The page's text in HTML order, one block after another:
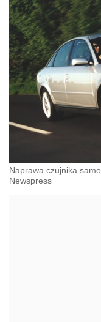
Naprawa czujnika
Newspress